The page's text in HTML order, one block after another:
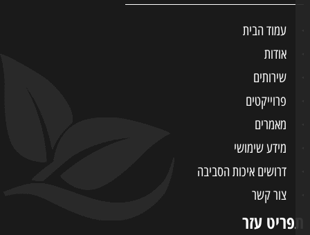
עמוד הבית
אודות
שירותים
פרוייקטים
מאמרים
מידע שימושי
דרושים איכות הסביבה
צור קשר
עזר